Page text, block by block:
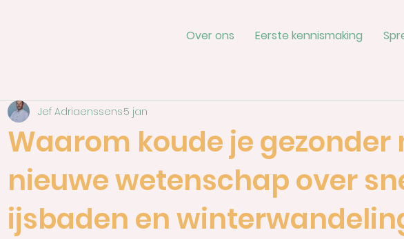
Over ons Eerste kennismaking
Waarom koude je gezonder
nieuwe wetenschap over
ijsbaden en
Jef Adriaenssens5 jan